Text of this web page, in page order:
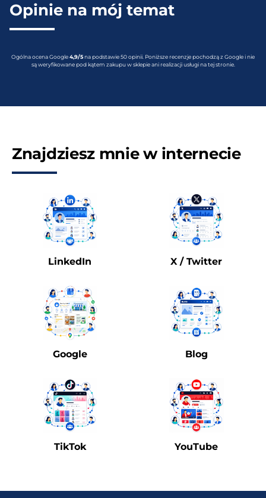
Opinie na mój temat
Ogólna ocena Google4,9/5na podstawie 50 opinii. Poniższe recenzje pochodzą z Google i nie
są weryfikowane pod kątem zakupu w sklepie ani realizacji usługi na tej stronie.
Znajdziesz mnie w internecie
LinkedIn X / Twitter
Google Blog
TikTok YouTube